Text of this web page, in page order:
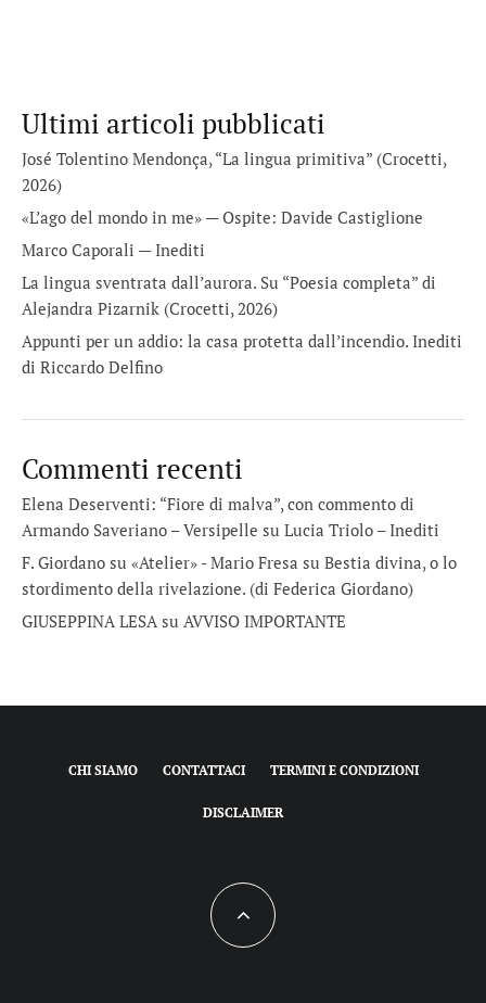
Ultimi articoli pubblicati
José Tolentino Mendonça, “La lingua primitiva” (Crocetti,
2026)
«L’ago del mondo in me» — Ospite: Davide Castiglione
Marco Caporali — Inediti
La lingua sventrata dall’aurora. Su “Poesia completa” di
Alejandra Pizarnik (Crocetti, 2026)
Appunti per un addio: la casa protetta dall’incendio. Inediti
di Riccardo Delfino
Commenti recenti
Elena Deserventi: “Fiore di malva”, con commento di
Armando Saveriano – Versipelle su Lucia Triolo – Inediti
F. Giordano su «Atelier» - Mario Fresa su Bestia divina, o lo
stordimento della rivelazione. (di Federica Giordano)
GIUSEPPINA LESA su AVVISO IMPORTANTE
CHI SIAMO CONTATTACI TERMINI E CONDIZIONI
DISCLAIMER